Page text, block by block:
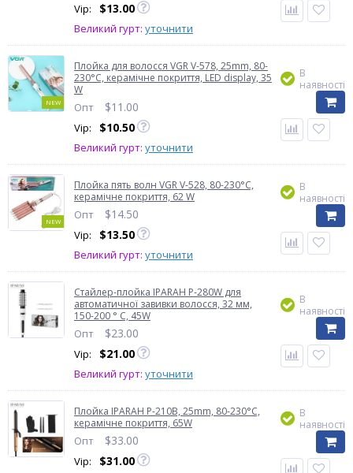
Vip: $13.00
Великий гурт: уточнити
NEW
Плойка для волосся VGR V-578, 25mm, 80-
230°C, керамічне покриття, LED display, 35
W
Опт $11.00
Vip: $10.50
Великий гурт: уточнити
В
наявності
NEW
Плойка пять волн VGR V-528, 80-230°C,
керамічне покриття, 62 W
Опт $14.50
Vip: $13.50
Великий гурт: уточнити
В
наявності
Стайлер-плойка IPARAH P-280W для
автоматичної завивки волосся, 32 мм,
150-200 ° C, 45W
Опт $23.00
Vip: $21.00
Великий гурт: уточнити
В
наявності
Плойка IPARAH P-210B, 25mm, 80-230°C,
керамічне покриття, 65W
Опт $33.00
Vip: $31.00
В
наявності